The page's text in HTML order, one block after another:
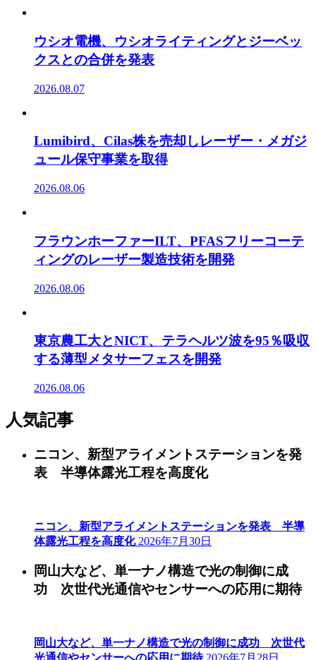
ウシオ電機、ウシオライティングとジーベッ
クスとの合併を発表
2026.08.07
Lumibird、Cilas株を売却しレーザー・メガジ
ュール保守事業を取得
2026.08.06
フラウンホーファーILT、PFASフリーコーテ
ィングのレーザー製造技術を開発
2026.08.06
東京農工大とNICT、テラヘルツ波を95％吸収
する薄型メタサーフェスを開発
2026.08.06
人気記事
ニコン、新型アライメントステーションを発
表 半導体露光工程を高度化
ニコン、新型アライメントステーションを発表 半導
体露光工程を高度化 2026年7月30日
岡山大など、単一ナノ構造で光の制御に成
功 次世代光通信やセンサーへの応用に期待
岡山大など、単一ナノ構造で光の制御に成功 次世代
光通信やセンサーへの応用に期待 2026年7月28日